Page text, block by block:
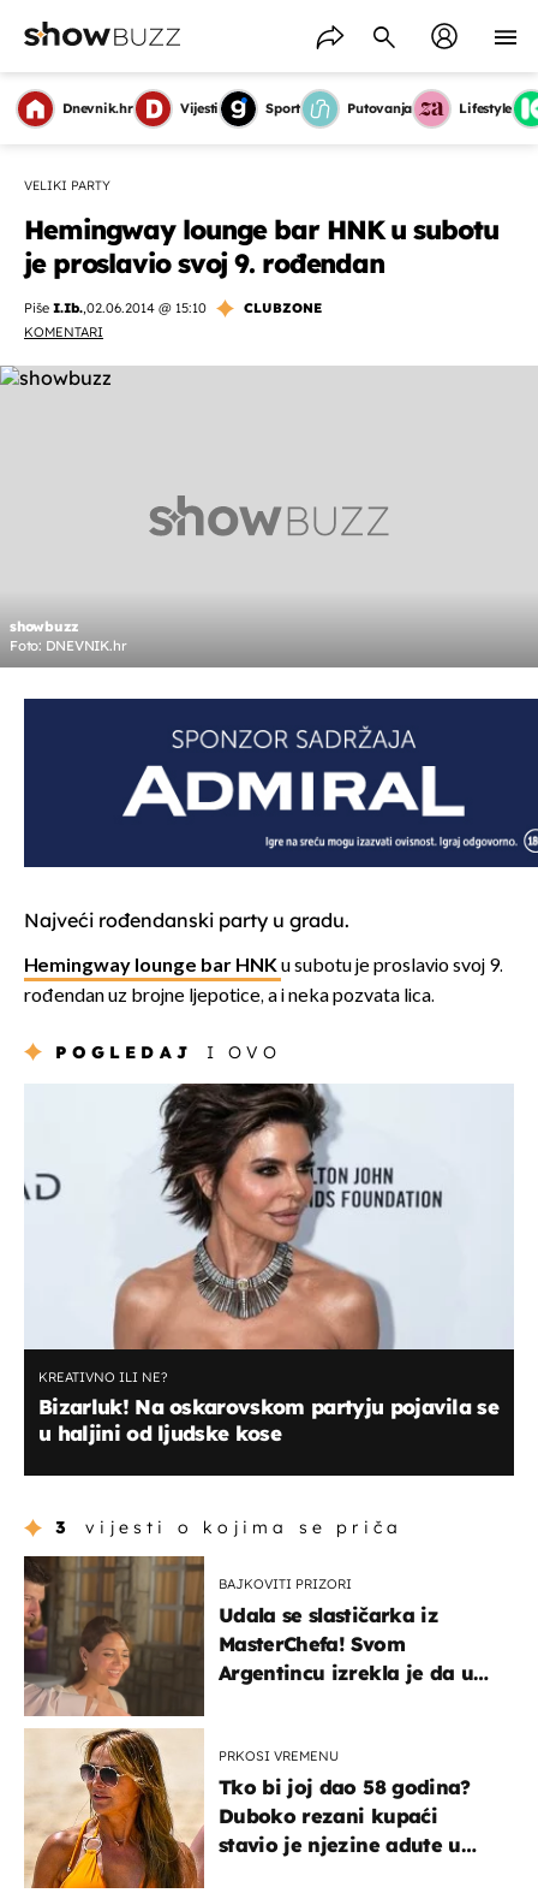
Dnevnik.hr Vijesti Sport Putovanja Lifestyle
VELIKI PARTY
Hemingway lounge bar HNK u subotu
je proslavio svoj 9. rođendan
Piše I.Ib.,02.06.2014 @ 15:10
CLUBZONE
KOMENTARI
showbuzz
Foto: DNEVNIK.hr
Najveći rođendanski party u gradu.
Hemingway lounge bar HNKu subotu je proslavio svoj 9.
rođendan uz brojne ljepotice, a i neka pozvata lica.
POGLEDAJ I OVO
KREATIVNO ILI NE?
Bizarluk! Na oskarovskom partyju pojavila se
u haljini od ljudske kose
3 vijesti o kojima se priča
BAJKOVITI PRIZORI
Udala se slastičarka iz
MasterChefa! Svom
Argentincu izrekla je da u
PRKOSI VREMENU
Tko bi joj dao 58 godina?
Duboko rezani kupaći
stavio je njezine adute u